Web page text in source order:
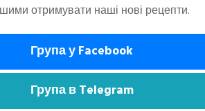
приготувати заправку.
отримувати наші нові рецепти.
Група у Facebook
Група в Telegram